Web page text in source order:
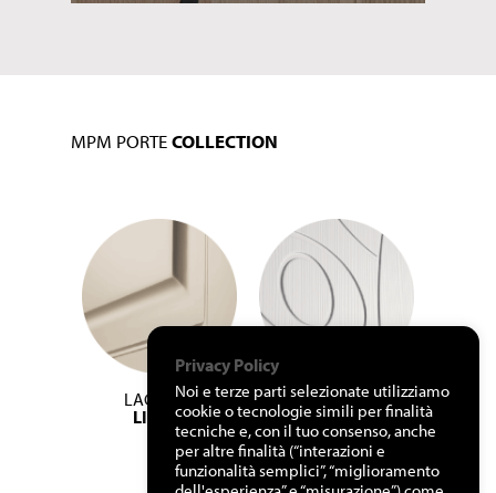
MPM PORTECOLLECTION
LACCATO
LISCIO
LACCATO
ALDER
Privacy Policy
Noi e terze parti selezionate utilizziamo
cookie o tecnologie simili per finalità
tecniche e, con il tuo consenso, anche
per altre finalità (“interazioni e
funzionalità semplici”, “miglioramento